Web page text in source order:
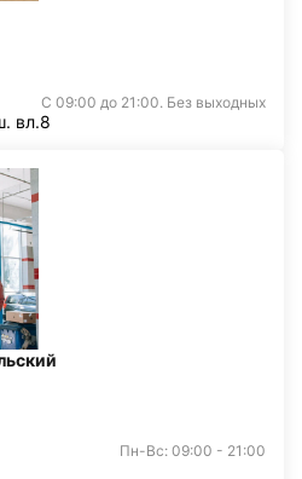
С 09:00 до 21:00. Без выходных
вл.8
Пн-Вс: 09:00 - 21:00